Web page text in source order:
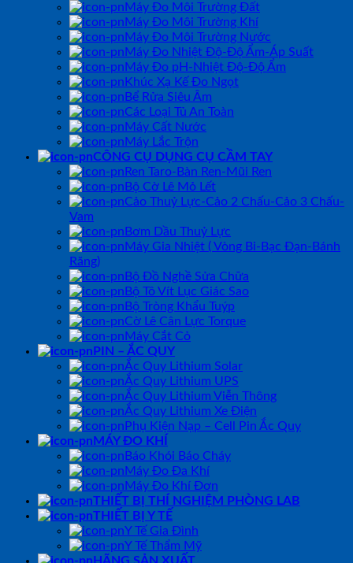
Máy Đo Môi Trường Đất
Máy Đo Môi Trường Khí
Máy Đo Môi Trường Nước
Máy Đo Nhiệt Độ-Độ Ẩm-Áp Suất
Máy Đo pH-Nhiệt Độ-Độ Ẩm
Khúc Xạ Kế Đo Ngọt
Bể Rửa Siêu Âm
Các Loại Tủ An Toàn
Máy Cất Nước
Máy Lắc Trộn
CÔNG CỤ DỤNG CỤ CẦM TAY
Ren Taro-Bàn Ren-Mũi Ren
Bộ Cờ Lê Mỏ Lết
Cảo Thuỷ Lực-Cảo 2 Chấu-Cảo 3 Chấu-
Vam
Bơm Dầu Thuỷ Lực
Máy Gia Nhiệt ( Vòng Bi-Bạc Đạn-Bánh
Răng)
Bộ Đồ Nghề Sửa Chữa
Bộ Tô Vít Lục Giác Sao
Bộ Tròng Khẩu Tuýp
Cờ Lê Cân Lực Torque
Máy Cắt Cỏ
PIN – ẮC QUY
Ắc Quy Lithium Solar
Ắc Quy Lithium UPS
Ắc Quy Lithium Viễn Thông
Ắc Quy Lithium Xe Điện
Phụ Kiện Nạp – Cell Pin Ắc Quy
MÁY ĐO KHÍ
Báo Khói Báo Cháy
Máy Đo Đa Khí
Máy Đo Khí Đơn
THIẾT BỊ THÍ NGHIỆM PHÒNG LAB
THIẾT BỊ Y TẾ
Y Tế Gia Đình
Y Tế Thẩm Mỹ